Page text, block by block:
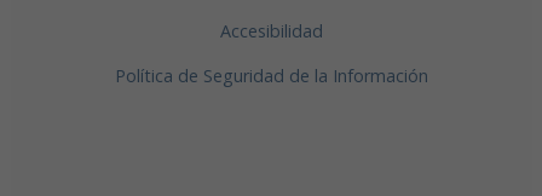
Accesibilidad
Política de Seguridad de la Información